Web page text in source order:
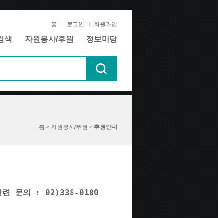
홈 로그인 회원가입
색 자원봉사/후원 정보마당
홈 > 자원봉사/후원 > 후원안내
련 문의 : 02)338-0180